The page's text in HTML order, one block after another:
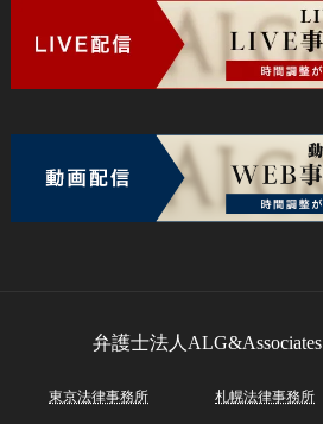
弁護士法人ALG&Associates
東京法律事務所 札幌法律事務所